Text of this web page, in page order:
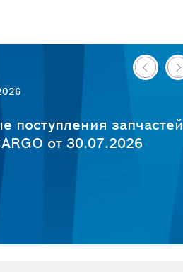
поступления запчастей
от 30.07.2026